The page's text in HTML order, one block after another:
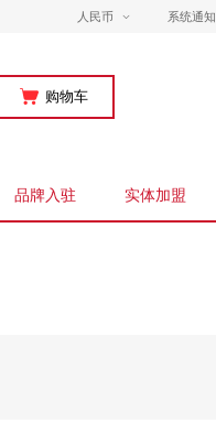
人民币 系统通知
购物车
品牌入驻 实体加盟